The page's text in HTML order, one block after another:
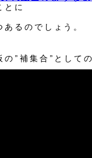
とに
るのでしょう。
の”補集合”として